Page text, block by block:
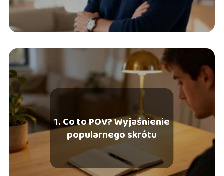
1. Co to POV? Wyjaśnienie
popularnego skrótu